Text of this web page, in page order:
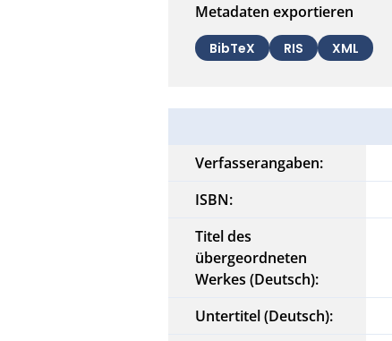
Metadaten exportieren
BibTeX RIS XML
Verfasserangaben:
ISBN:
Titel des
übergeordneten
Werkes (Deutsch):
Untertitel (Deutsch):